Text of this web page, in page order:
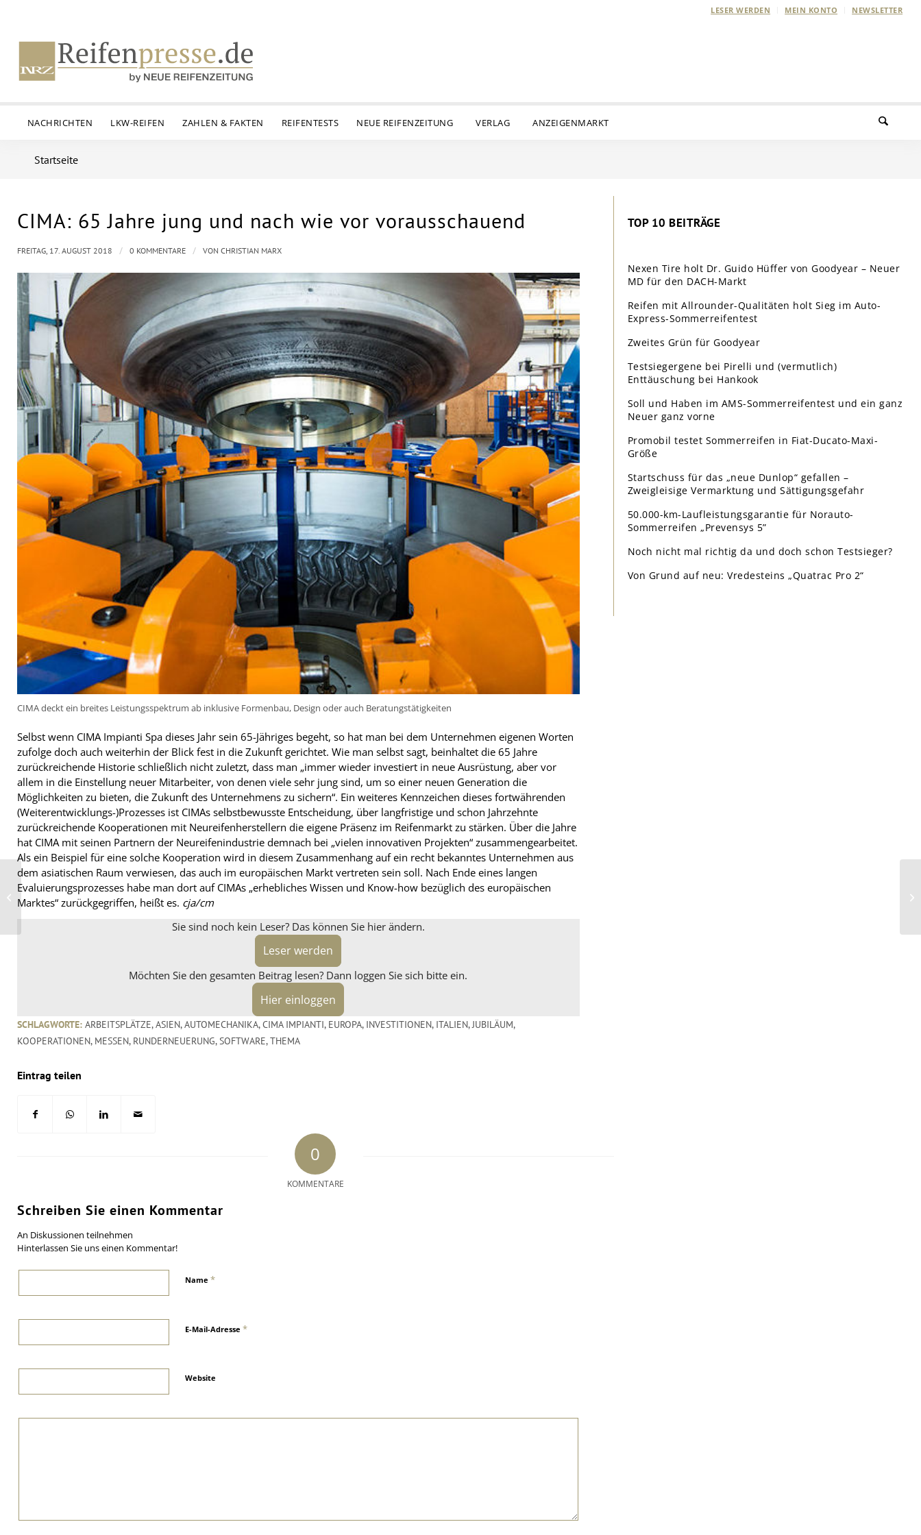
LESER WERDEN MEIN KONTO NEWSLETTER
NACHRICHTEN LKW-REIFEN ZAHLEN & FAKTEN REIFENTESTS NEUE REIFENZEITUNG VERLAG ANZEIGENMARKT
Startseite
CIMA: 65 Jahre jung und nach wie vor vorausschauend
CIMA deckt ein breites Leistungsspektrum ab inklusive Formenbau, Design oder auch Beratungstätigkeiten
Selbst wenn CIMA Impianti Spa dieses Jahr sein 65-Jähriges begeht, so hat man bei dem Unternehmen eigenen Worten
zufolge doch auch weiterhin der Blick fest in die Zukunft gerichtet. Wie man selbst sagt, beinhaltet die 65 Jahre
zurückreichende Historie schließlich nicht zuletzt, dass man „immer wieder investiert in neue Ausrüstung, aber vor
allem in die Einstellung neuer Mitarbeiter, von denen viele sehr jung sind, um so einer neuen Generation die
Möglichkeiten zu bieten, die Zukunft des Unternehmens zu sichern“. Ein weiteres Kennzeichen dieses fortwährenden
(Weiterentwicklungs-)Prozesses ist CIMAs selbstbewusste Entscheidung, über langfristige und schon Jahrzehnte
zurückreichende Kooperationen mit Neureifenherstellern die eigene Präsenz im Reifenmarkt zu stärken. Über die Jahre
hat CIMA mit seinen Partnern der Neureifenindustrie demnach bei „vielen innovativen Projekten“ zusammengearbeitet.
Als ein Beispiel für eine solche Kooperation wird in diesem Zusammenhang auf ein recht bekanntes Unternehmen aus
dem asiatischen Raum verwiesen, das auch im europäischen Markt vertreten sein soll. Nach Ende eines langen
Evaluierungsprozesses habe man dort auf CIMAs „erhebliches Wissen und Know-how bezüglich des europäischen
Marktes“ zurückgegriffen, heißt es. cja/cm
Sie sind noch kein Leser? Das können Sie hier ändern.
Leser werden
Möchten Sie den gesamten Beitrag lesen? Dann loggen Sie sich bitte ein.
Hier einloggen
FREITAG, 17. AUGUST 2018 / 0 KOMMENTARE / VON CHRISTIAN MARX
SCHLAGWORTE: ARBEITSPLÄTZE,ASIEN,AUTOMECHANIKA,CIMA IMPIANTI, EUROPA, INVESTITIONEN, ITALIEN,JUBILÄUM,
KOOPERATIONEN, MESSEN, RUNDERNEUERUNG,SOFTWARE,THEMA
Eintrag teilen
0
KOMMENTARE
Schreiben Sie einen Kommentar
An Diskussionen teilnehmen
Hinterlassen Sie uns einen Kommentar!
Name *
E-Mail-Adresse *
Website
TOP 10 BEITRÄGE
Nexen Tire holt Dr. Guido Hüffer von Goodyear – Neuer
MD für den DACH-Markt
Reifen mit Allrounder-Qualitäten holt Sieg im Auto-
Express-Sommerreifentest
Zweites Grün für Goodyear
Testsiegergene bei Pirelli und (vermutlich)
Enttäuschung bei Hankook
Soll und Haben im AMS-Sommerreifentest und ein ganz
Neuer ganz vorne
Promobil testet Sommerreifen in Fiat-Ducato-Maxi-
Größe
Startschuss für das „neue Dunlop“ gefallen –
Zweigleisige Vermarktung und Sättigungsgefahr
50.000-km-Laufleistungsgarantie für Norauto-
Sommerreifen „Prevensys 5”
Noch nicht mal richtig da und doch schon Testsieger?
Von Grund auf neu: Vredesteins „Quatrac Pro 2“
Titelsponsor beim
„Great 10k“ in Berlin ist
Bridgestone